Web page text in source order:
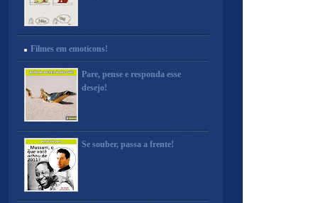
Filmes em emoticons!
Pare, pense e responda esse
desejo!
Se souber, passa a frente!